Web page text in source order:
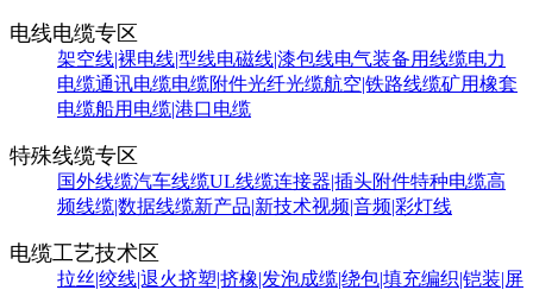
电线电缆专区
架空线|裸电线|型线电磁线|漆包线电气装备用线缆电力
电缆通讯电缆电缆附件光纤光缆航空|铁路线缆矿用橡套
电缆船用电缆|港口电缆
特殊线缆专区
国外线缆汽车线缆UL线缆连接器|插头附件特种电缆高
频线缆|数据线缆新产品|新技术视频|音频|彩灯线
电缆工艺技术区
拉丝|绞线|退火挤塑|挤橡|发泡成缆|绕包|填充编织|铠装|屏